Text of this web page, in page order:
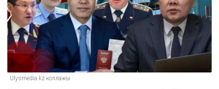
Ulysmedia.kz коллажы